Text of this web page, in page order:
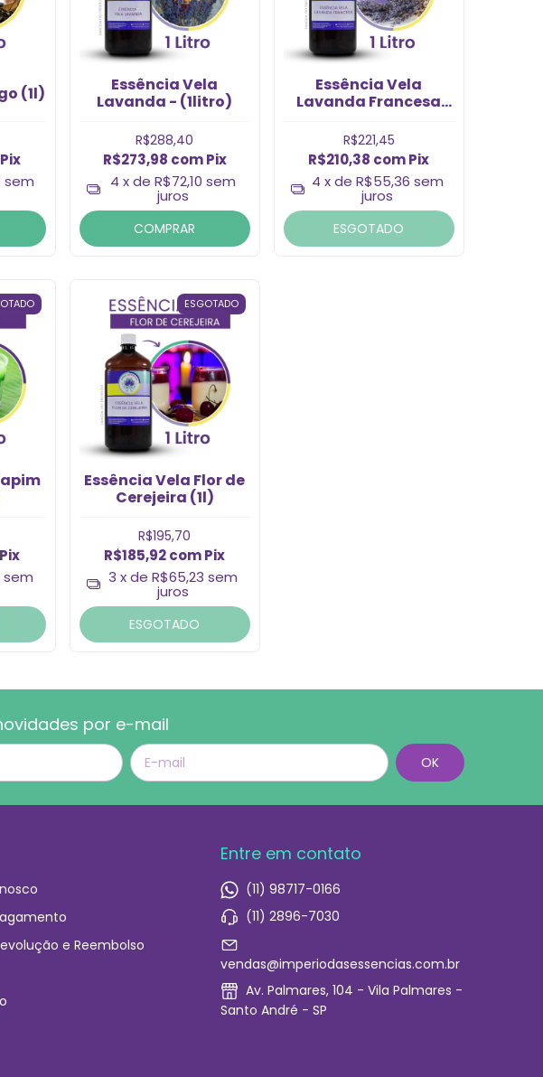
(1l)
Pix
sem
Essência Vela
Lavanda - (1litro)
R$288,40
R$273,98 com Pix
4 x deR$72,10 sem
juros
COMPRAR
Essência Vela
Lavanda Francesa
R$221,45
R$210,38 comPix
4 x de R$55,36 sem
juros
ESGOTADO
Pix
sem
ESGOTADO
Essência Vela Flor de
Cerejeira (1l)
R$195,70
R$185,92comPix
3 x deR$65,23 sem
juros
ESGOTADO
por e-mail
e Reembolso
Entre em contato
(11) 98717-0166
(11) 2896-7030
vendas@imperiodasessencias.com.br
Av. Palmares, 104 - Vila Palmares -
Santo André - SP